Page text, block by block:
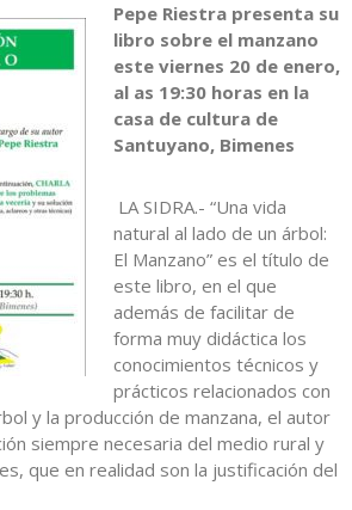
Pepe Riestra presenta su
libro sobre el manzano
este viernes 20 de enero,
al as 19:30 horas en la
casa de cultura de
Santuyano, Bimenes
LA SIDRA.- “Una vida
natural al lado de un árbol:
El Manzano” es el título de
este libro, en el que
además de facilitar de
forma muy didáctica los
conocimientos técnicos y
prácticos relacionados con
y la producción de manzana, el autor
siempre necesaria del medio rural y
que en realidad son la justificación del